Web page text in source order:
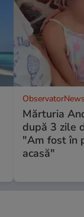
Mărturia
după 3 zile
"Am fost în
acasă"